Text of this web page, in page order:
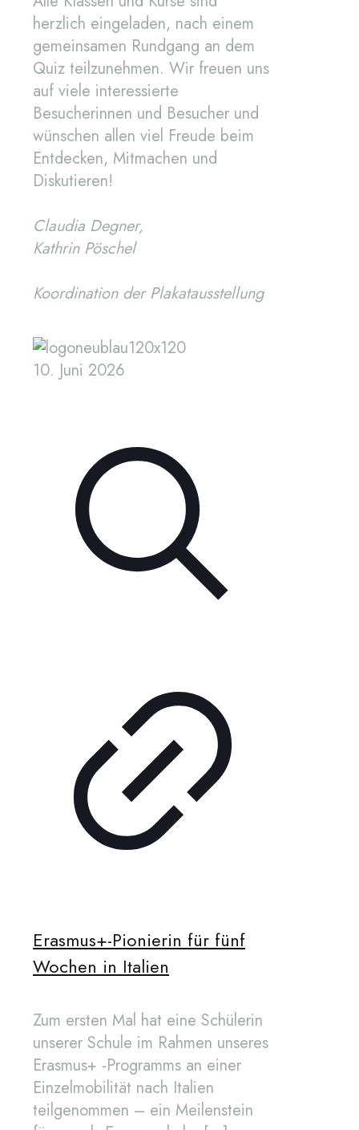
herzlich eingeladen, nach einem
gemeinsamen Rundgang an dem
Quiz teilzunehmen. Wir freuen uns
auf viele interessierte
Besucherinnen und Besucher und
wünschen allen viel Freude beim
Entdecken, Mitmachen und
Diskutieren!
Claudia Degner,
Kathrin Pöschel
Koordination der Plakatausstellung
10. Juni 2026
Erasmus+-Pionierin für fünf
Wochen in Italien
Zum ersten Mal hat eine Schülerin
unserer Schule im Rahmen unseres
Erasmus+ -Programms an einer
Einzelmobilität nach Italien
teilgenommen – ein Meilenstein